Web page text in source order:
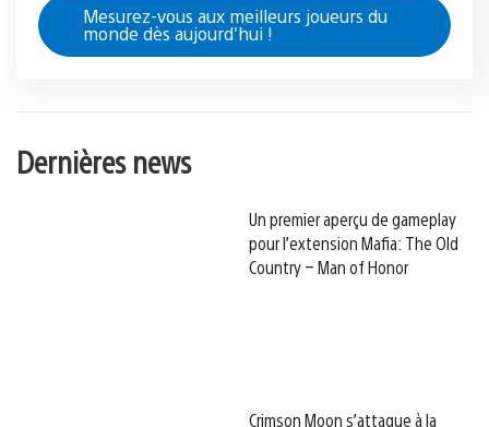
Mesurez-vous aux meilleurs joueurs du
monde dès aujourd'hui !
Dernières news
Un premier aperçu de gameplay
pour l’extension Mafia: The Old
Country – Man of Honor
Crimson Moon s’attaque à la